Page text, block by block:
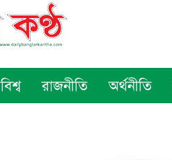
বিশ্ব রাজনীতি অর্থনীতি